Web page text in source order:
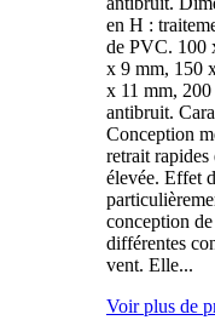
en H :
de PVC. 100
x 9 mm, 150
x 11 mm,
antibruit.
Conception
retrait
élevée. Effet
conception
différentes
vent. Elle...
Voir plus de